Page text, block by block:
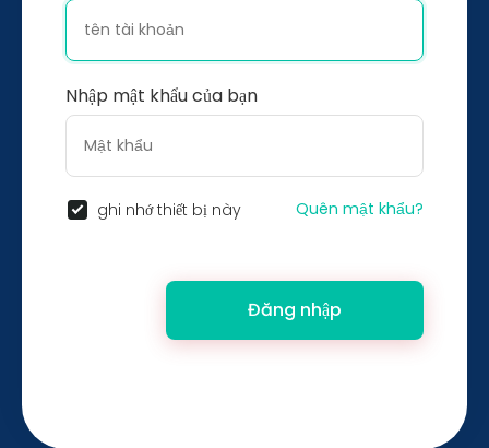
Nhập mật khẩu của bạn
ghi nhớ thiết bị này Quên mật khẩu?
Đăng nhập